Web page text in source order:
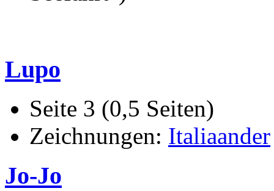
Lupo
Seite 3 (0,5 Seiten)
Zeichnungen: Italiaander
Jo-Jo